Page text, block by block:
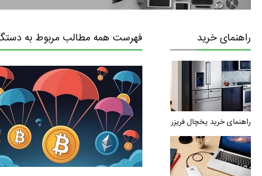
راهنمای خرید
راهنمای خرید یخچال فریزر
فهرست همه مطالب مربوط به